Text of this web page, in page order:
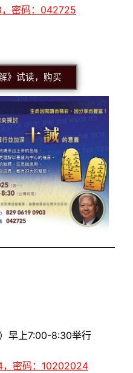
密码：042725
》试读，购买
早上7:00-8:30举行
密码：10202024